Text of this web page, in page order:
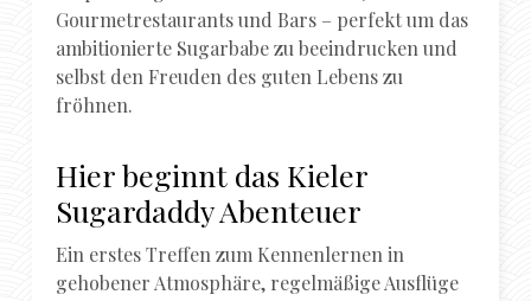
Gourmetrestaurants und Bars – perfekt um das
ambitionierte Sugarbabe zu beeindrucken und
selbst den Freuden des guten Lebens zu
fröhnen.
Hier beginnt das Kieler
Sugardaddy Abenteuer
Ein erstes Treffen zum Kennenlernen in
gehobener Atmosphäre, regelmäßige Ausflüge